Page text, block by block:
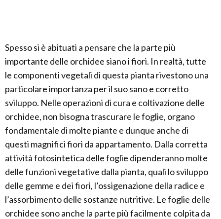
Spesso si è abituati a pensare che la parte più
importante delle orchidee siano i fiori. In realtà, tutte
le componenti vegetali di questa pianta rivestono una
particolare importanza per il suo sano e corretto
sviluppo. Nelle operazioni di cura e coltivazione delle
orchidee, non bisogna trascurare le foglie, organo
fondamentale di molte piante e dunque anche di
questi magnifici fiori da appartamento. Dalla corretta
attività fotosintetica delle foglie dipenderanno molte
delle funzioni vegetative dalla pianta, quali lo sviluppo
delle gemme e dei fiori, l’ossigenazione della radice e
l’assorbimento delle sostanze nutritive. Le foglie delle
orchidee sono anche la parte più facilmente colpita da